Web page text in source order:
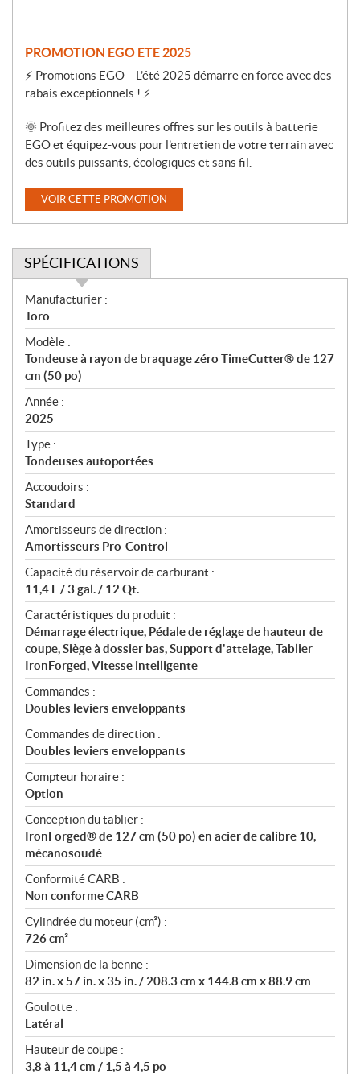
PROMOTION EGO ETE 2025
⚡ Promotions EGO – L’été 2025 démarre en force avec des
rabais exceptionnels ! ⚡
🌞 Profitez des meilleures offres sur les outils à batterie
EGO et équipez-vous pour l’entretien de votre terrain avec
des outils puissants, écologiques et sans fil.
VOIR CETTE PROMOTION
SPÉCIFICATIONS
S
p
é
c
i
f
i
c
a
t
i
o
n
s
Manufacturier :
Toro
Modèle :
Tondeuse à rayon de braquage zéro TimeCutter® de 127
cm (50 po)
Année :
2025
Type :
Tondeuses autoportées
Accoudoirs :
Standard
Amortisseurs de direction :
Amortisseurs Pro-Control
Capacité du réservoir de carburant :
11,4 L / 3 gal. / 12 Qt.
Caractéristiques du produit :
Démarrage électrique, Pédale de réglage de hauteur de
coupe, Siège à dossier bas, Support d'attelage, Tablier
IronForged, Vitesse intelligente
Commandes :
Doubles leviers enveloppants
Commandes de direction :
Doubles leviers enveloppants
Compteur horaire :
Option
Conception du tablier :
IronForged® de 127 cm (50 po) en acier de calibre 10,
mécanosoudé
Conformité CARB :
Non conforme CARB
Cylindrée du moteur (cm³) :
726 cm³
Dimension de la benne :
82 in. x 57 in. x 35 in. / 208.3 cm x 144.8 cm x 88.9 cm
Goulotte :
Latéral
Hauteur de coupe :
3,8 à 11,4 cm / 1,5 à 4,5 po